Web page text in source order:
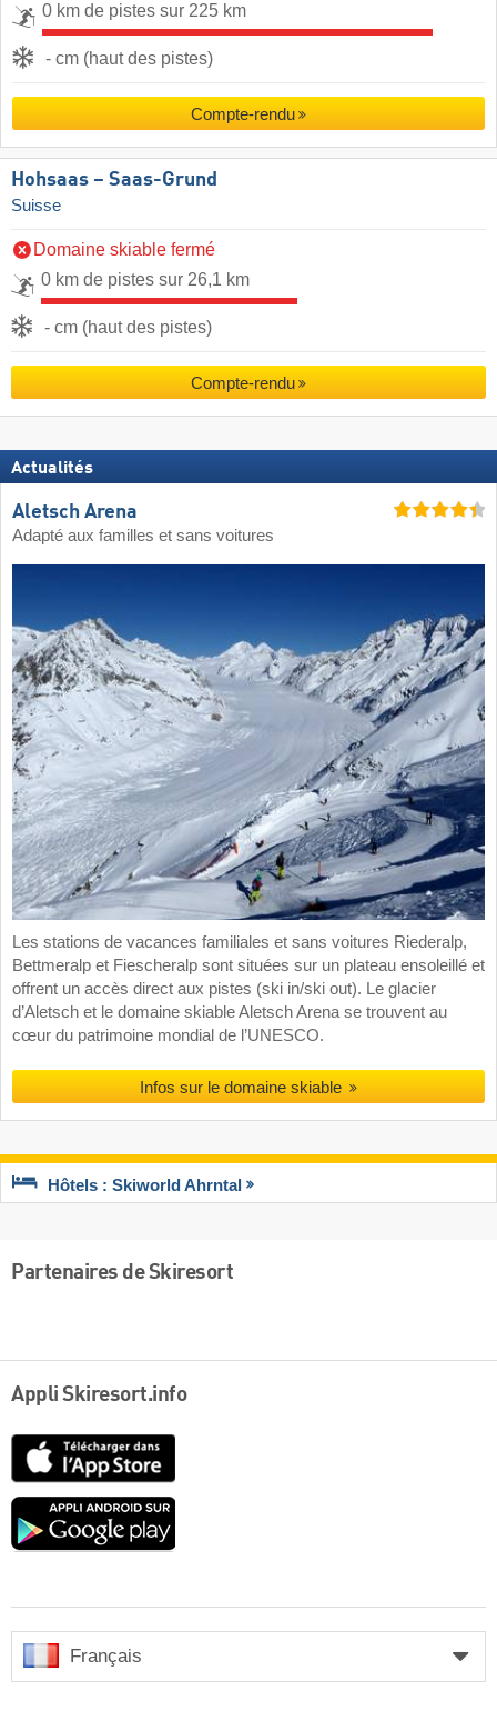
0 km de pistes sur 225 km
- cm (haut des pistes)
Compte-rendu
Hohsaas – Saas-Grund
Suisse
Domaine skiable fermé
0 km de pistes sur 26,1 km
- cm (haut des pistes)
Compte-rendu
Actualités
Aletsch Arena
Adapté aux familles et sans voitures
Les stations de vacances familiales et sans voitures Riederalp,
Bettmeralp et Fiescheralp sont situées sur un plateau ensoleillé et
offrent un accès direct aux pistes (ski in/ski out). Le glacier
d’Aletsch et le domaine skiable Aletsch Arena se trouvent au
cœur du patrimoine mondial de l’UNESCO.
Infos sur le domaine skiable
Hôtels : Skiworld Ahrntal
Partenaires de Skiresort
Appli Skiresort.info
Google
Français